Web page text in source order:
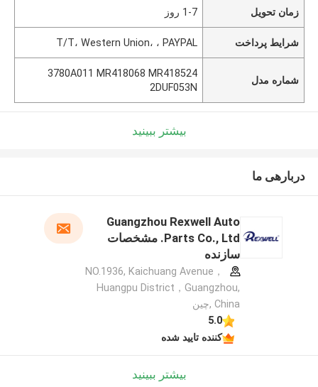
زمان تحویل 1-7 روز
شرایط پرداخت T/T، Western Union، ، PAYPAL
شماره مدل
3780A011 MR418068 MR418524
2DUF053N
بیشتر ببینید
دربارهی ما
Guangzhou Rexwell Auto
Parts Co., Ltd. مشخصات
سازنده
NO.1936, Kaichuang Avenue，
Huangpu District，Guangzhou,
China ,چین
5.0
کننده تایید شده
بیشتر ببینید